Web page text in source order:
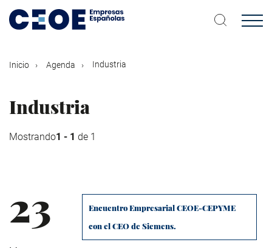
contenido
Inicio Agenda Industria
Industria
Mostrando1 - 1 de 1
23
Encuentro Empresarial CEOE-CEPYME
con el CEO de Siemens.